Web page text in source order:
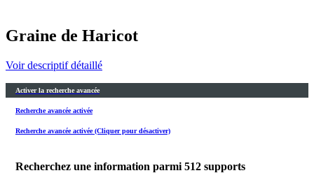
Graine de Haricot
Voir descriptif détaillé
Activer la recherche avancée
Recherche avancée activée
Recherche avancée activée (Cliquer pour désactiver)
Recherchez une information parmi 512 supports